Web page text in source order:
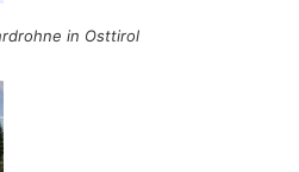
in Osttirol